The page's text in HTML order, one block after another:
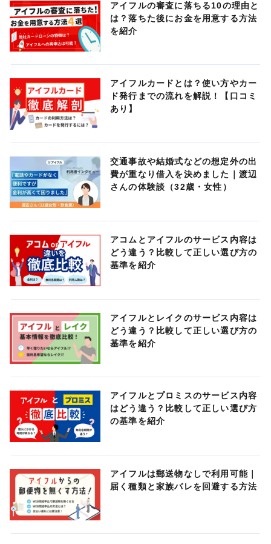
アイフルの審査に落ちる10の理由と
は？落ちた後にお金を用意する方法
を紹介
アイフルカードとは？使い方やカー
ド発行までの流れを解説！【口コミ
あり】
交通事故や結婚式などの想定外の出
費が重なり借入を決めました｜渡辺
さんの体験談（32歳・女性）
アコムとアイフルのサービス内容は
どう違う？比較して正しい選び方の
基準を紹介
アイフルとレイクのサービス内容は
どう違う？比較して正しい選び方の
基準を紹介
アイフルとプロミスのサービス内容
はどう違う？比較して正しい選び方
の基準を紹介
アイフルは郵送物なしで利用可能｜
届く種類と家族バレを回避する方法